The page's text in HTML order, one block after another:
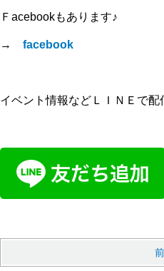
Ｆacebookもあります♪
→ facebook
イベント情報などＬＩＮＥで配